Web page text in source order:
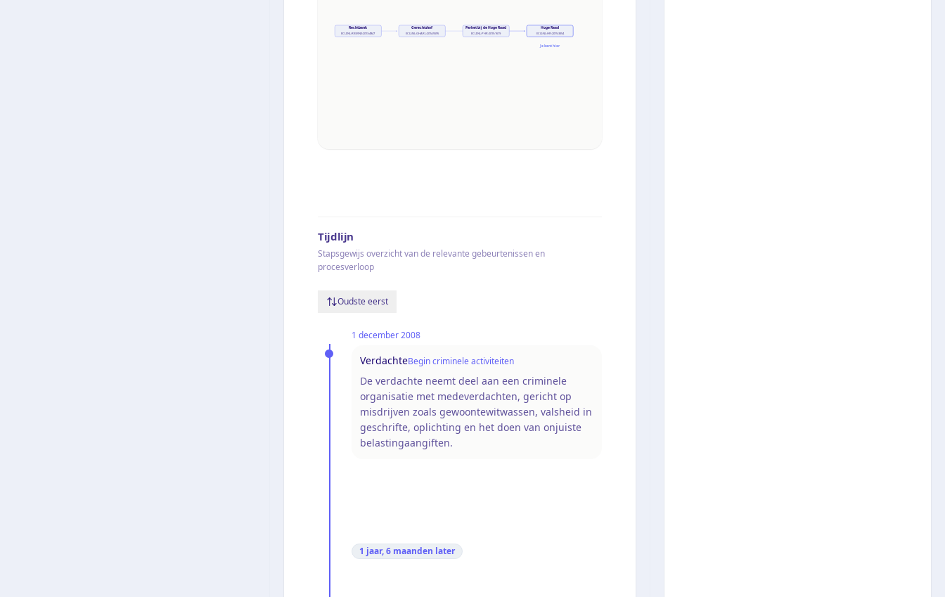
Rechtbank
ECLI:NL:RBMNE:2013:4847
Gerechtshof
ECLI:NL:GHARL:2014:5595
Parket bij de Hoge Raad
ECLI:NL:PHR:2015:1619
Hoge Raad
ECLI:NL:HR:2015:3354
Je bent hier
Tijdlijn
Stapsgewijs overzicht van de relevante gebeurtenissen en
procesverloop
Oudste eerst
1 december 2008
VerdachteBegin criminele activiteiten
De verdachte neemt deel aan een criminele
organisatie met medeverdachten, gericht op
misdrijven zoals gewoontewitwassen, valsheid in
geschrifte, oplichting en het doen van onjuiste
belastingaangiften.
1 jaar, 6 maanden later